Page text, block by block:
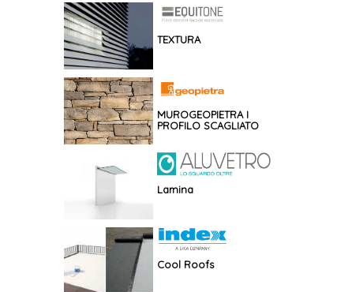
TEXTURA
MUROGEOPIETRA I
PROFILO SCAGLIATO
Lamina
Cool Roofs